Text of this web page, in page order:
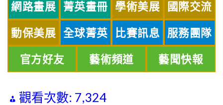
網路畫展 菁英畫冊 學術美展 國際交流
動保美展 全球菁英 比賽訊息 服務團隊
官方好友 藝術頻道 藝聞快報
觀看次數: 7,324